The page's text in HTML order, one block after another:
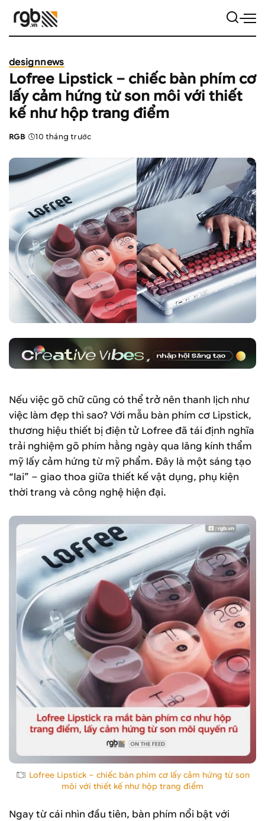
designnews
Lofree Lipstick – chiếc bàn phím cơ
lấy cảm hứng từ son môi với thiết
kế như hộp trang điểm
Posted
RGB 10 tháng trước
Nếu việc gõ chữ cũng có thể trở nên thanh lịch như
việc làm đẹp thì sao? Với mẫu bàn phím cơ Lipstick,
thương hiệu thiết bị điện tử Lofree đã tái định nghĩa
trải nghiệm gõ phím hằng ngày qua lăng kính thẩm
mỹ lấy cảm hứng từ mỹ phẩm. Đây là một sáng tạo
“lai” – giao thoa giữa thiết kế vật dụng, phụ kiện
thời trang và công nghệ hiện đại.
Lofree Lipstick – chiếc bàn phím cơ lấy cảm hứng từ son
môi với thiết kế như hộp trang điểm
Ngay từ cái nhìn đầu tiên, bàn phím nổi bật với